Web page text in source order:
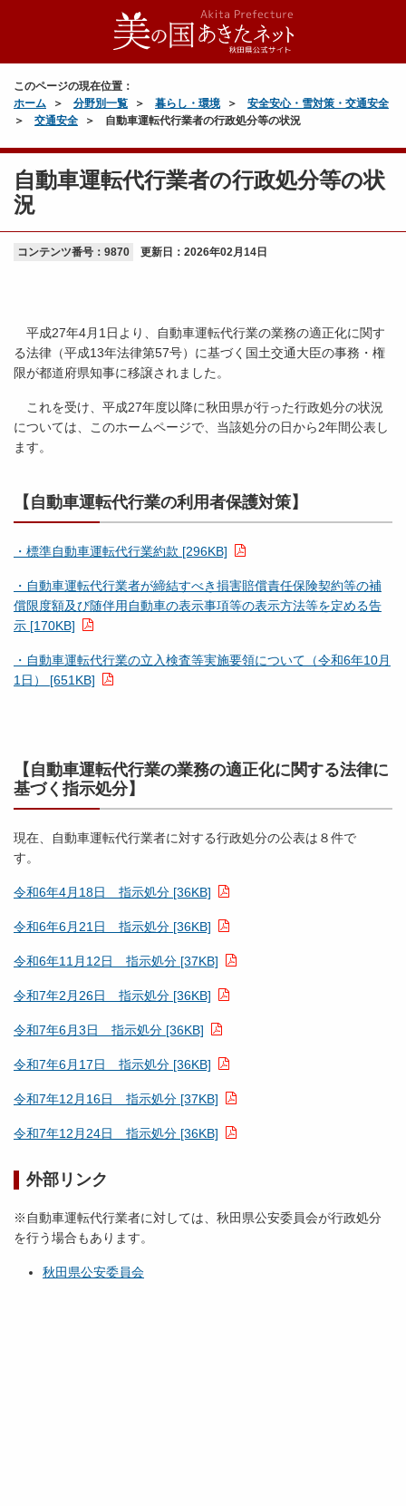
このページの現在位置：
ホーム
分野別一覧 暮らし・環境
安全安心・雪対策・交通安全
交通安全
自動車運転代行業者の行政処分等の状況
自動車運転代行業者の行政処分等の状
況
コンテンツ番号：9870 更新日： 2026年02月14日
平成27年4月1日より、自動車運転代行業の業務の適正化に関す
る法律（平成13年法律第57号）に基づく国土交通大臣の事務・権
限が都道府県知事に移譲されました。
これを受け、平成27年度以降に秋田県が行った行政処分の状況
については、このホームページで、当該処分の日から2年間公表し
ます。
【自動車運転代行業の利用者保護対策】
・標準自動車運転代行業約款 [296KB]
・自動車運転代行業者が締結すべき損害賠償責任保険契約等の補
償限度額及び随伴用自動車の表示事項等の表示方法等を定める告
示 [170KB]
・自動車運転代行業の立入検査等実施要領について（令和6年10月
1日） [651KB]
【 自動車運転代行業の業務の適正化に関する法律に
基づく指示処分】
現在、自動車運転代行業者に対する行政処分の公表は８件で
す。
令和6年4月18日 指示処分 [36KB]
令和6年6月21日 指示処分 [36KB]
令和6年11月12日 指示処分 [37KB]
令和7年2月26日 指示処分 [36KB]
令和7年6月3日 指示処分 [36KB]
令和7年6月17日 指示処分 [36KB]
令和7年12月16日 指示処分 [37KB]
令和7年12月24日 指示処分 [36KB]
外部リンク
※自動車運転代行業者に対しては、秋田県公安委員会が行政処分
を行う場合もあります。
秋田県公安委員会